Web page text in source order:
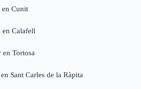
en Cunit
en Calafell
Tortosa
Sant Carles de la Ràpita